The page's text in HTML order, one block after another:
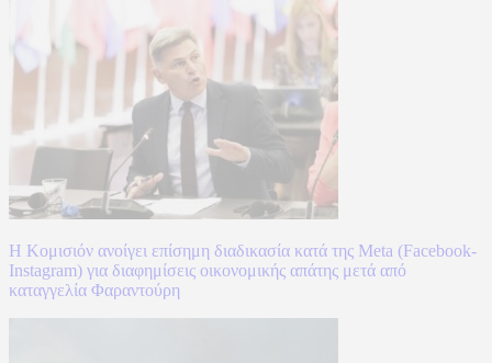
Η Κομισιόν ανοίγει επίσημη διαδικασία κατά της Meta (Facebook-
Instagram) για διαφημίσεις οικονομικής απάτης μετά από
καταγγελία Φαραντούρη